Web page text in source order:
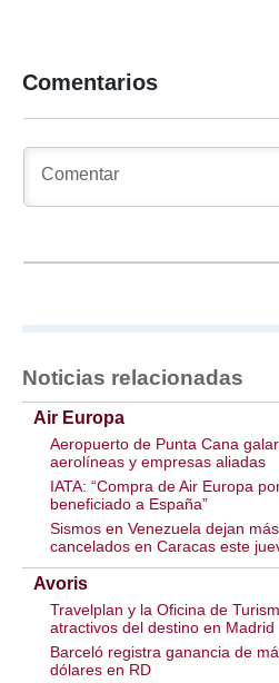
Comentarios
Noticias relacionadas
Air Europa
Aeropuerto de Punta Cana
aerolíneas y empresas aliadas
IATA: “Compra de Air Europa
beneficiado a España”
Sismos en Venezuela dejan
cancelados en Caracas este
Avoris
Travelplan y la Oficina de
atractivos del destino en Madrid
Barceló registra ganancia de
dólares en RD